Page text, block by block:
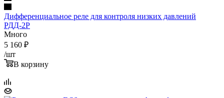
Дифференциальное реле для контроля низких давлений
РДД-2Р
Много
5 160 ₽
/шт
В корзину